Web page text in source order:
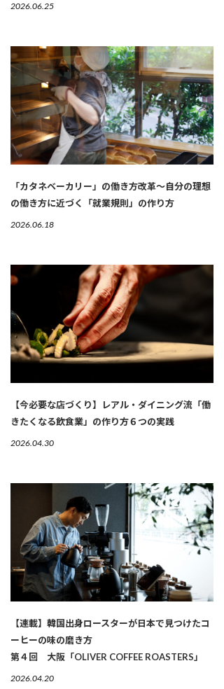
2026.06.25
「カタネベーカリー」の働き方改革～自分の理想
の働き方に近づく「就業規則」の作り方
2026.06.18
【今必要な店づくり】レアル・ダイニング流「働
きたくなる飲食業」の作り方６つの実践
2026.04.30
【連載】韓国出身ロースターが日本で見つけたコ
ーヒーの味の磨き方
第４回 大阪「OLIVER COFFEE ROASTERS」
2026.04.20